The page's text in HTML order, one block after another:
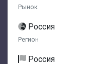
Рынок
Россия
Регион
Россия